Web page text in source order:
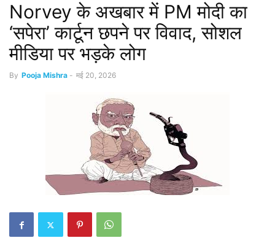
Norvey के अखबार में PM मोदी का
‘सपेरा’ कार्टून छपने पर विवाद, सोशल
मीडिया पर भड़के लोग
By Pooja Mishra - मई 20, 2026